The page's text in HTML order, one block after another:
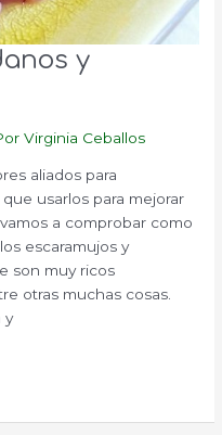
y
Virginia Ceballos
aliados para
usarlos para mejorar
a comprobar como
escaramujos y
son muy ricos
otras muchas cosas.
y